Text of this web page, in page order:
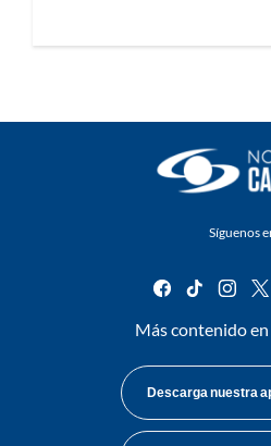
Síguenos
facebook
tiktok
Más contenido en
Descarga nuestra